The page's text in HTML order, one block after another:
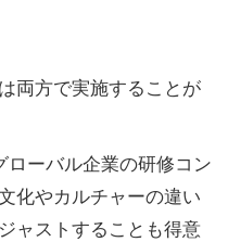
両方で実施することが
ーバル企業の研修コン
化やカルチャーの違い
ャストすることも得意